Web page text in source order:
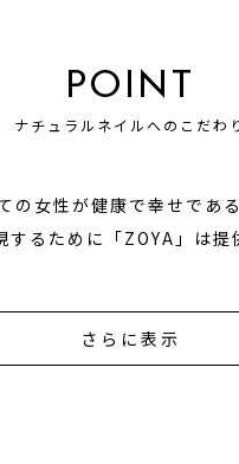
POINT
ナチュラルネイルへのこだわ
ての女性が健康で幸せであ
するために
「ZOYA」は提